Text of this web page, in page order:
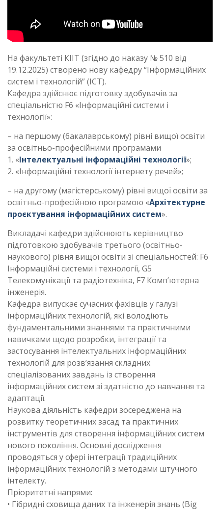
На факультеті КІІТ (згідно до наказу № 510 від
19.12.2025) створено нову кафедру “Інформаційних
систем і технологій” (ІСТ).
Кафедра здійснює підготовку здобувачів за
спеціальністю F6 «Інформаційні системи і
технології»:
– на першому (бакалаврському) рівні вищої освіти
за освітньо-професійними програмами
1. «Інтелектуальні інформаційні технології»;
2. «Інформаційні технології інтернету речей»;
– на другому (магістерському) рівні вищої освіти за
освітньо-професійною програмою «Архітектурне
проєктування інформаційних систем».
Викладачі кафедри здійснюють керівництво
підготовкою здобувачів третього (освітньо-
наукового) рівня вищої освіти зі спеціальностей: F6
Інформаційні системи і технології, G5
Телекомунікації та радіотехніка, F7 Компʼютерна
інженерія.
Кафедра випускає сучасних фахівців у галузі
інформаційних технологій, які володіють
фундаментальними знаннями та практичними
навичками щодо розробки, інтеграції та
застосування інтелектуальних інформаційних
технологій для розв’язання складних
спеціалізованих завдань із створення
інформаційних систем зі здатністю до навчання та
адаптації.
Наукова діяльність кафедри зосереджена на
розвитку теоретичних засад та практичних
інструментів для створення інформаційних систем
нового покоління. Основні дослідження
проводяться у сфері інтеграції традиційних
інформаційних технологій з методами штучного
інтелекту.
Пріоритетні напрями:
• Гібридні сховища даних та інженерія знань (Big